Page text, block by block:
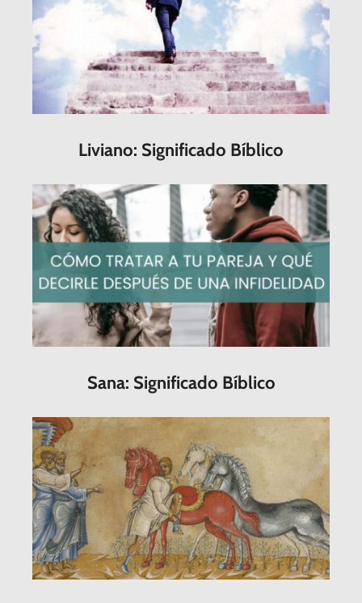
Liviano: Significado Bíblico
Sana: Significado Bíblico